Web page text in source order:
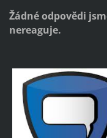
Žádné odpovědi
nereaguje.